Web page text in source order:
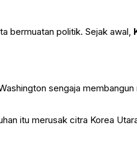
bermuatan politik. Sejak awal,
sengaja
itu merusak citra Korea